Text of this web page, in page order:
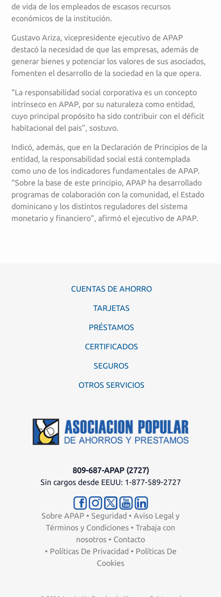
de vida de los empleados de escasos recursos
económicos de la institución.
Gustavo Ariza, vicepresidente ejecutivo de APAP
destacó la necesidad de que las empresas, además de
generar bienes y potenciar los valores de sus asociados,
fomenten el desarrollo de la sociedad en la que opera.
“La responsabilidad social corporativa es un concepto
intrínseco en APAP, por su naturaleza como entidad,
cuyo principal propósito ha sido contribuir con el déficit
habitacional del país”, sostuvo.
Indicó, además, que en la Declaración de Principios de la
entidad, la responsabilidad social está contemplada
como uno de los indicadores fundamentales de APAP.
“Sobre la base de este principio, APAP ha desarrollado
programas de colaboración con la comunidad, el Estado
dominicano y los distintos reguladores del sistema
monetario y financiero”, afirmó el ejecutivo de APAP.
CUENTAS DE AHORRO
TARJETAS
PRÉSTAMOS
CERTIFICADOS
SEGUROS
OTROS SERVICIOS
809-687-APAP (2727)
Sin cargos desde EEUU: 1-877-589-2727
Sobre APAP • Seguridad • Aviso Legal y
Términos y Condiciones • Trabaja con
nosotros • Contacto
• Políticas De Privacidad • Políticas De
Cookies